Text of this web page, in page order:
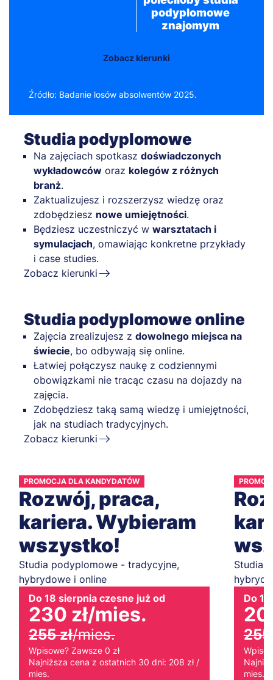
podyplomowe
znajomym
Zobacz kierunki
Źródło: Badanie losów absolwentów 2025.
Studia podyplomowe
Na zajęciach spotkasz doświadczonych
wykładowców oraz kolegów z różnych
branż.
Zaktualizujesz i rozszerzysz wiedzę oraz
zdobędziesz nowe umiejętności.
Będziesz uczestniczyć w warsztatach i
symulacjach, omawiając konkretne przykłady
i case studies.
Zobacz kierunki
Studia podyplomowe online
Zajęcia zrealizujesz z dowolnego miejsca na
świecie, bo odbywają się online.
Łatwiej połączysz naukę z codziennymi
obowiązkami nie tracąc czasu na dojazdy na
zajęcia.
Zdobędziesz taką samą wiedzę i umiejętności,
jak na studiach tradycyjnych.
Zobacz kierunki
PROMOCJA DLA KANDYDATÓW
Rozwój, praca,
kariera. Wybieram
wszystko!
Studia podyplomowe - tradycyjne,
hybrydowe i online
Do 18 sierpnia czesne już od
230 zł/mies.
255 zł/mies.
Wpisowe? Zawsze 0 zł
Najniższa cena z ostatnich 30 dni: 208 zł /
mies.
Studia
Do
255
mies.